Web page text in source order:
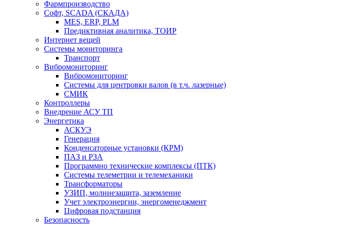
Фармпроизводство
Софт, SCADA (СКАДА)
MES, ERP, PLM
Предиктивная аналитика, ТОИР
Интернет вещей
Системы мониторинга
Транспорт
Вибромониторинг
Вибромониторинг
Системы для центровки валов (в т.ч. лазерные)
СМИК
Контроллеры
Внедрение АСУ ТП
Энергетика
АСКУЭ
Генерация
Конденсаторные установки (КРМ)
ПАЗ и РЗА
Программно технические комплексы (ПТК)
Системы телеметрии и телемеханики
Трансформаторы
УЗИП, молниезащита, заземление
Учет электроэнергии, энергоменеджмент
Цифровая подстанция
Безопасность